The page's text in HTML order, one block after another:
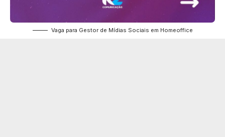
Vaga para Gestor de Mídias Sociais em Homeoffice